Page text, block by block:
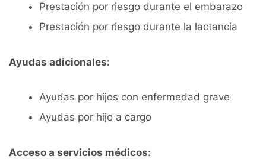
Prestación por riesgo durante el embarazo
Prestación por riesgo durante la lactancia
Ayudas adicionales:
Ayudas por hijos con enfermedad grave
Ayudas por hijo a cargo
Acceso a servicios médicos: